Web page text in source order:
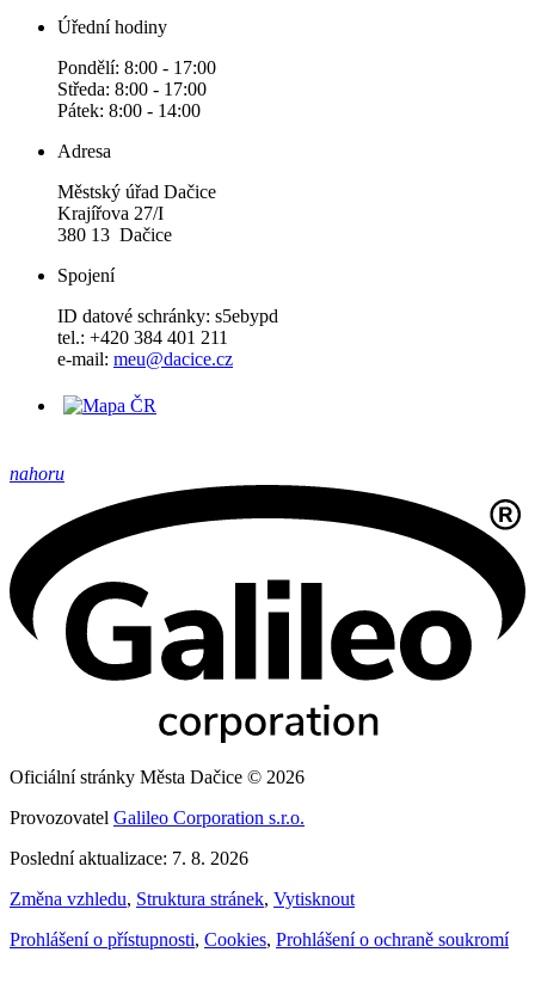
Úřední hodiny
Pondělí: 8:00 - 17:00
Středa: 8:00 - 17:00
Pátek: 8:00 - 14:00
Adresa
Městský úřad Dačice
Krajířova 27/I
380 13 Dačice
Spojení
ID datové schránky: s5ebypd
tel.: +420 384 401 211
e-mail: meu@dacice.cz
nahoru
Oficiální stránky Města Dačice © 2026
Provozovatel Galileo Corporation s.r.o.
Poslední aktualizace: 7. 8. 2026
Změna vzhledu, Struktura stránek, Vytisknout
Prohlášení o přístupnosti, Cookies, Prohlášení o ochraně soukromí